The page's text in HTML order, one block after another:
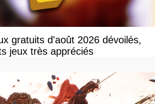
gratuits d'août 2026 dévoilés,
jeux très appréciés